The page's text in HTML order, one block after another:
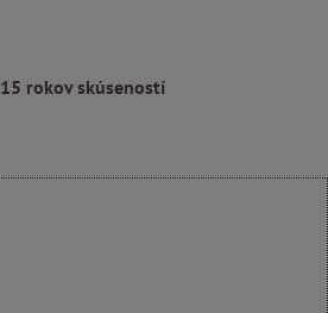
15 rokov skúseností